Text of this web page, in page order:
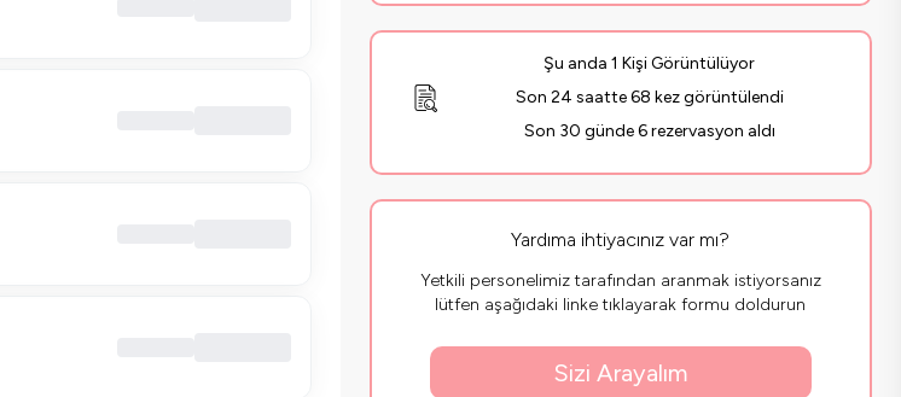
Şu anda 1 Kişi Görüntülüyor
Son 24 saatte 68 kez görüntülendi
Son 30 günde 6 rezervasyon aldı
Yardıma ihtiyacınız var mı?
Yetkili personelimiz tarafından aranmak istiyorsanız
lütfen aşağıdaki linke tıklayarak formu doldurun
Sizi Arayalım